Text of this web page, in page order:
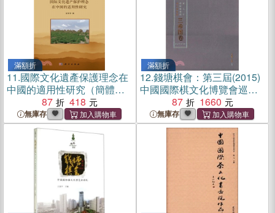
滿額折
11.國際文化遺產保護理念在
中國的適用性研究（簡體
87 418
無庫存
滿額折
12.錢塘棋會：第三屆(2015)
中國國際棋文化博覽會巡禮
（簡體書）
87 1660
無庫存